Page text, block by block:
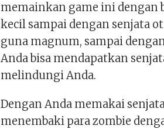
memainkan game ini dengan
kecil sampai dengan senjata
guna magnum, sampai
Anda bisa mendapatkan
melindungi Anda.
Dengan Anda memakai
menembaki para zombie